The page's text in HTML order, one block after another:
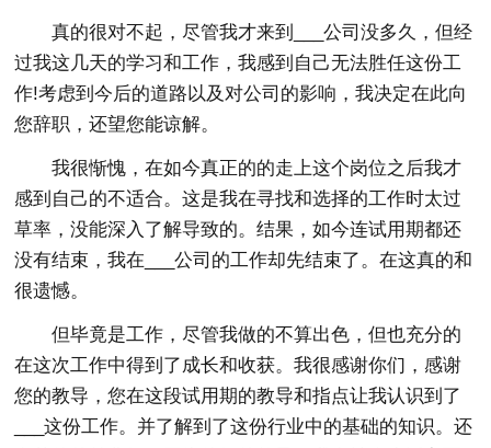
真的很对不起，尽管我才来到___公司没多久，但经
过我这几天的学习和工作，我感到自己无法胜任这份工
作!考虑到今后的道路以及对公司的影响，我决定在此向
您辞职，还望您能谅解。
我很惭愧，在如今真正的的走上这个岗位之后我才
感到自己的不适合。这是我在寻找和选择的工作时太过
草率，没能深入了解导致的。结果，如今连试用期都还
没有结束，我在___公司的工作却先结束了。在这真的和
很遗憾。
但毕竟是工作，尽管我做的不算出色，但也充分的
在这次工作中得到了成长和收获。我很感谢你们，感谢
您的教导，您在这段试用期的教导和指点让我认识到了
___这份工作。并了解到了这份行业中的基础的知识。还